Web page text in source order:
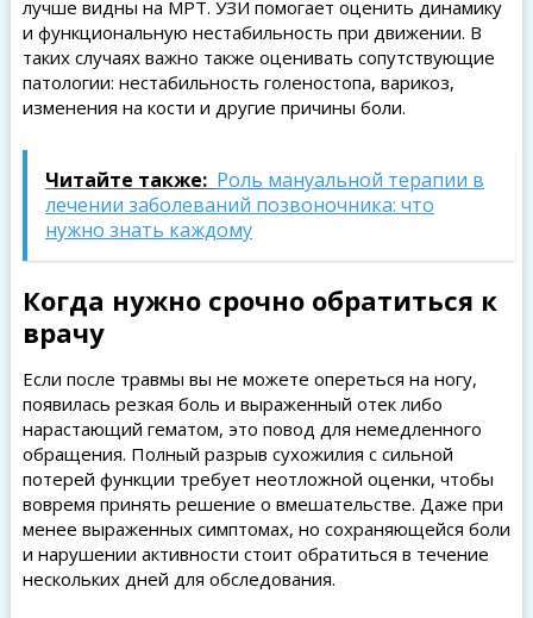
лучше видны на МРТ. УЗИ помогает оценить динамику
и функциональную нестабильность при движении. В
таких случаях важно также оценивать сопутствующие
патологии: нестабильность голеностопа, варикоз,
изменения на кости и другие причины боли.
Читайте также: Роль мануальной терапии в
лечении заболеваний позвоночника: что
нужно знать каждому
Когда нужно срочно обратиться к
врачу
Если после травмы вы не можете опереться на ногу,
появилась резкая боль и выраженный отек либо
нарастающий гематом, это повод для немедленного
обращения. Полный разрыв сухожилия с сильной
потерей функции требует неотложной оценки, чтобы
вовремя принять решение о вмешательстве. Даже при
менее выраженных симптомах, но сохраняющейся боли
и нарушении активности стоит обратиться в течение
нескольких дней для обследования.